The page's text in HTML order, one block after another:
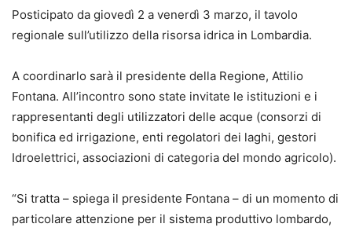
Posticipato da giovedì 2 a venerdì 3 marzo, il tavolo
regionale sull’utilizzo della risorsa idrica in Lombardia.
A coordinarlo sarà il presidente della Regione, Attilio
Fontana. All’incontro sono state invitate le istituzioni e i
rappresentanti degli utilizzatori delle acque (consorzi di
bonifica ed irrigazione, enti regolatori dei laghi, gestori
Idroelettrici, associazioni di categoria del mondo agricolo).
“Si tratta – spiega il presidente Fontana – di un momento di
particolare attenzione per il sistema produttivo lombardo,